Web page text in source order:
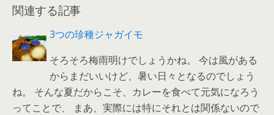
関連する記事
3つの珍種ジャガイモ
そろそろ梅雨明けでしょうかね。 今は風がある
からまだいいけど、暑い日々となるのでしょう
ね。 そんな夏だからこそ、カレーを食べて元気になろう
ってことで、 まあ、実際には特にそれとは関係ないので